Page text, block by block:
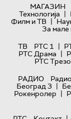
МАГАЗИН
Технологијa |
Филм и ТВ |
За мале
ТВ
РТС 1 |
РТС Драма |
РТС
РАДИО
Београд 3 |
Рокенролер |